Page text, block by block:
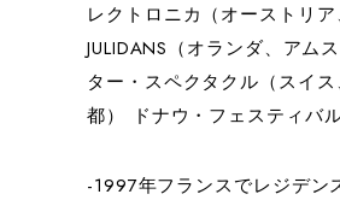
photo: Emmanuel Valette
レクトロニカ（オーストリ
JULIDANS（オランダ、アム
ター・スペクタクル（スイ
都） ドナウ・フェスティバ
-1997年フランスでレジデン